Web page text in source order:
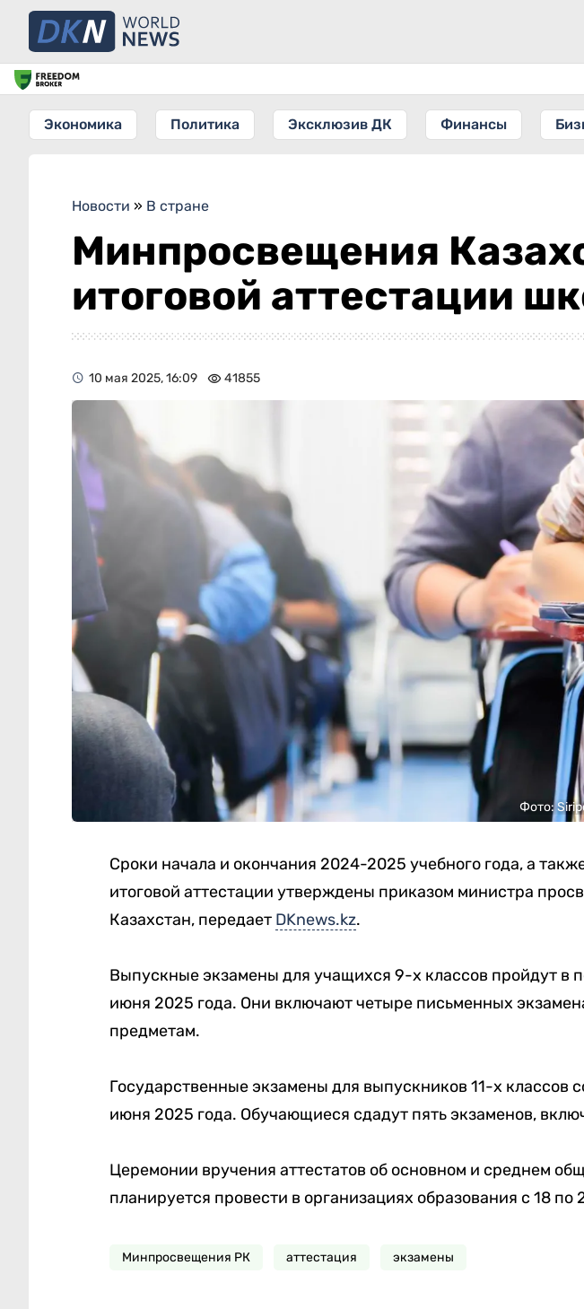
Экономика Политика Эксклюзив ДК Финансы
Новости » В стране
Минпросвещения
итоговой аттестации
10 мая 2025, 16:09 41855
Фото:
Сроки начала и окончания 2024-2025 учебного года, а
итоговой аттестации утверждены приказом министра
Казахстан, передает DKnews.kz.
Выпускные экзамены для учащихся 9-х классов пройдут в
июня 2025 года. Они включают четыре письменных
предметам.
Государственные экзамены для выпускников 11-х классов
июня 2025 года. Обучающиеся сдадут пять экзаменов,
Церемонии вручения аттестатов об основном и среднем
планируется провести в организациях образования с 18 по
Минпросвещения РК аттестация экзамены